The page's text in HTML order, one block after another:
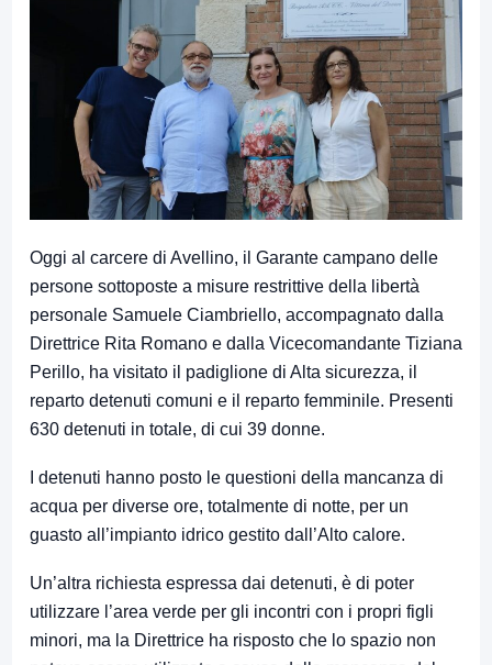
Oggi al carcere di Avellino, il Garante campano delle
persone sottoposte a misure restrittive della libertà
personale Samuele Ciambriello, accompagnato dalla
Direttrice Rita Romano e dalla Vicecomandante Tiziana
Perillo, ha visitato il padiglione di Alta sicurezza, il
reparto detenuti comuni e il reparto femminile. Presenti
630 detenuti in totale, di cui 39 donne.
I detenuti hanno posto le questioni della mancanza di
acqua per diverse ore, totalmente di notte, per un
guasto all’impianto idrico gestito dall’Alto calore.
Un’altra richiesta espressa dai detenuti, è di poter
utilizzare l’area verde per gli incontri con i propri figli
minori, ma la Direttrice ha risposto che lo spazio non